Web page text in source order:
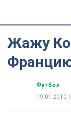
Жажу
Футбол
19.01.2010